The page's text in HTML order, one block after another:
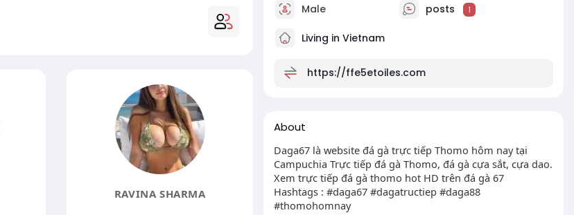
RAVINA SHARMA
Male posts 1
Living in Vietnam
https://ffe5etoiles.com
About
Daga67 là website đá gà trực tiếp Thomo hôm nay tại
Campuchia Trực tiếp đá gà Thomo, đá gà cựa sắt, cựa dao.
Xem trực tiếp đá gà thomo hot HD trên đá gà 67
Hashtags : #daga67 #dagatructiep #daga88
#thomohomnay